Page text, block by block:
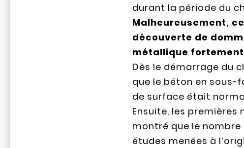
durant la période du
Malheureusement,
découverte de
métallique
Dès le démarrage du
que le béton en
de surface était
Ensuite, les
montré que le
études menées à